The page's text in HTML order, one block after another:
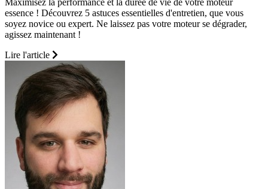
essence ! Découvrez 5 astuces essentielles d'entretien, que vous
soyez novice ou expert. Ne laissez pas votre moteur se dégrader,
agissez maintenant !
Lire l'article